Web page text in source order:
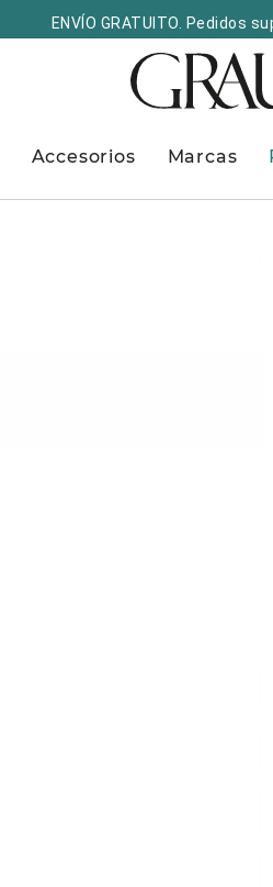
ENVÍO GRATUITO. Pedidos
Accesorios Marcas